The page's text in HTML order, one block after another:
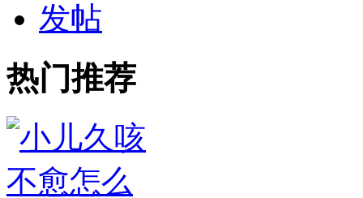
发帖
热门推荐